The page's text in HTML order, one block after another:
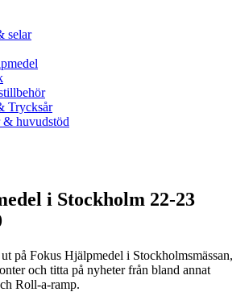
selar
Trycksår
huvudstöd
i Stockholm 22-23
på Fokus Hjälpmedel i Stockholmsmässan,
och titta på nyheter från bland annat
Roll-a-ramp.